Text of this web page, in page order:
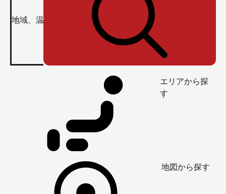
エリアから探
す
地図から探す